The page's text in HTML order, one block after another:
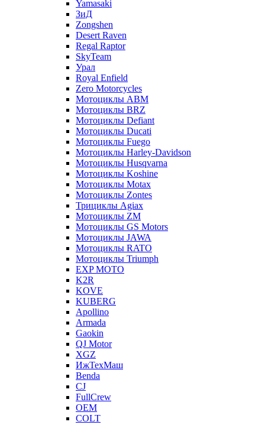
Yamasaki
ЗиД
Zongshen
Desert Raven
Regal Raptor
SkyTeam
Урал
Royal Enfield
Zero Motorcycles
Мотоциклы ABM
Мотоциклы BRZ
Мотоциклы Defiant
Мотоциклы Ducati
Мотоциклы Fuego
Мотоциклы Harley-Davidson
Мотоциклы Husqvarna
Мотоциклы Koshine
Мотоциклы Motax
Мотоциклы Zontes
Трициклы Agiax
Мотоциклы ZM
Мотоциклы GS Motors
Мотоциклы JAWA
Мотоциклы RATO
Мотоциклы Triumph
EXP MOTO
K2R
KOVE
KUBERG
Apollino
Armada
Gaokin
QJ Motor
XGZ
ИжТехМаш
Benda
CJ
FullCrew
OEM
COLT